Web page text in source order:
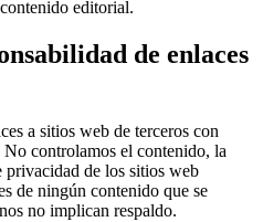
editorial.
de enlaces
a sitios web de terceros con
controlamos el contenido, la
de los sitios web
de ningún contenido que se
no implican respaldo.